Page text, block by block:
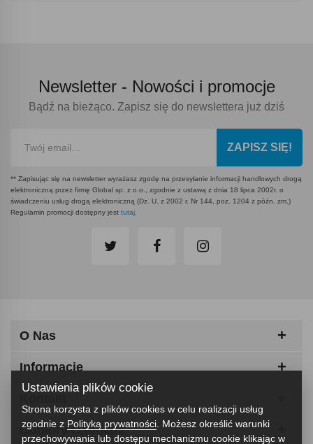
Newsletter - Nowości i promocje
Bądź na bieżąco. Zapisz się do newslettera już dziś
ZAPISZ SIĘ!
** Zapisując się na newsletter wyrażasz zgodę na przesyłanie informacji handlowych drogą
elektroniczną przez firmę Global sp. z o.o., zgodnie z ustawą z dnia 18 lipca 2002r. o
świadczeniu usług drogą elektroniczną (Dz. U. z 2002 r. Nr 144, poz. 1204 z późn. zm.)
Regulamin promocji dostępny jest tutaj
O Nas
Informacje
Odbiory Osobiste
Ustawienia plików cookie
Strona korzysta z plików cookies w celu realizacji usług
zgodnie z Polityką prywatności . Możesz określić warunki
przechowywania lub dostępu mechanizmu cookie klikając w